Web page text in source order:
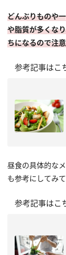
どんぶりものや
や脂質が多くな
ちになるので注
参考記事は
昼食の具体的な
も参考にしてみて
参考記事は